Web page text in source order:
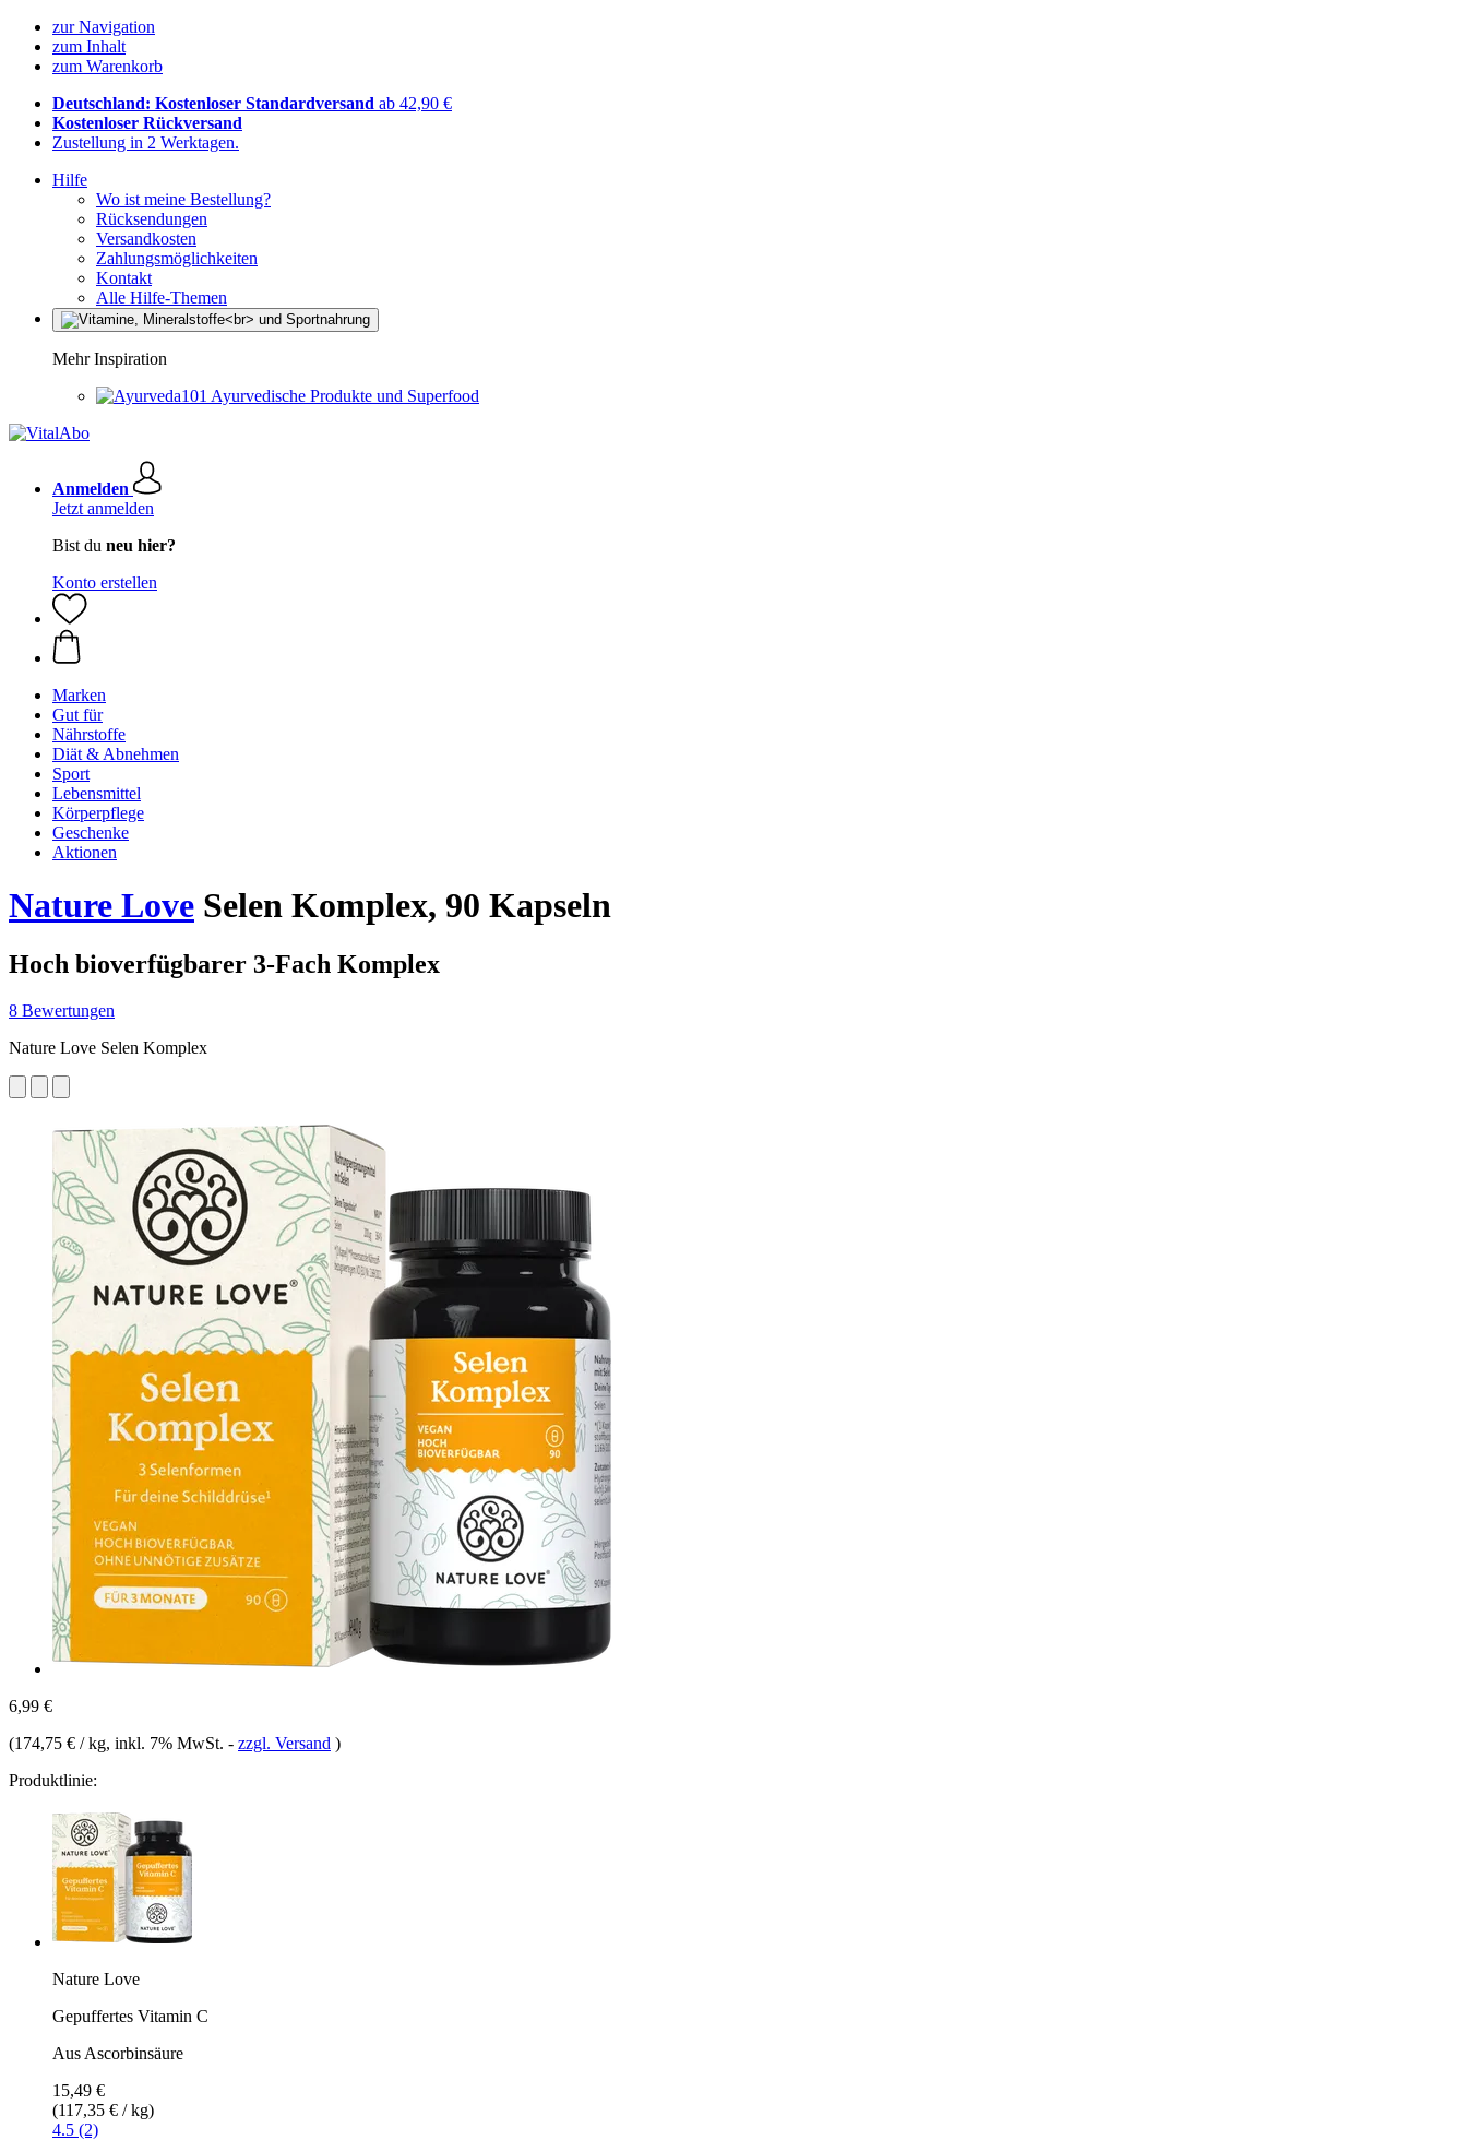
zur Navigation
zum Inhalt
zum Warenkorb
Deutschland: Kostenloser Standardversand ab 42,90 €
Kostenloser Rückversand
Zustellung in 2 Werktagen.
Hilfe
Wo ist meine Bestellung?
Rücksendungen
Versandkosten
Zahlungsmöglichkeiten
Kontakt
Alle Hilfe-Themen
Mehr Inspiration
Ayurvedische Produkte und Superfood
Anmelden
Jetzt anmelden
Bist du neu hier?
Konto erstellen
Marken
Gut für
Nährstoffe
Diät & Abnehmen
Sport
Lebensmittel
Körperpflege
Geschenke
Aktionen
Nature Love Selen Komplex, 90 Kapseln
Hoch bioverfügbarer 3-Fach Komplex
8 Bewertungen
Nature Love Selen Komplex
6,99 €
(174,75 € / kg, inkl. 7% MwSt. - zzgl. Versand )
Produktlinie:
Nature Love
Gepuffertes Vitamin C
Aus Ascorbinsäure
15,49 €
(117,35 € / kg)
4.5 (2)